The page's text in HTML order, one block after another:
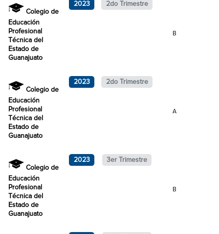
Colegio de
Educación
Profesional
Técnica del
Estado de
Guanajuato
2023 2do Trimestre
B
Colegio de
Educación
Profesional
Técnica del
Estado de
Guanajuato
2023 2do Trimestre
A
Colegio de
Educación
Profesional
Técnica del
Estado de
Guanajuato
2023 3er Trimestre
B